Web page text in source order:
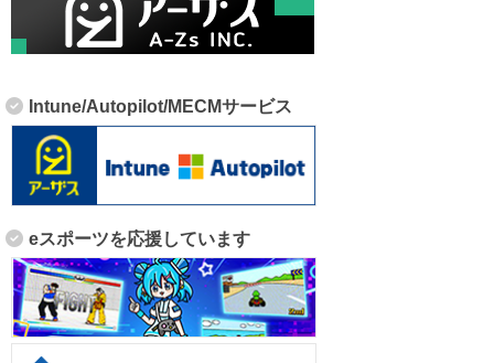
Intune/Autopilot/MECMサービス
eスポーツを応援しています